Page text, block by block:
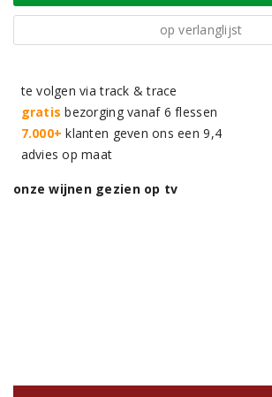
op verlanglijst
te volgen via track & trace
gratis bezorging vanaf 6 flessen
7.000+ klanten geven ons een 9,4
advies op maat
onze wijnen gezien op tv